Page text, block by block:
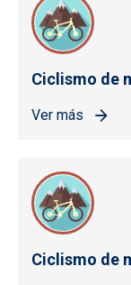
Ciclismo de
Ver más
Ciclismo de